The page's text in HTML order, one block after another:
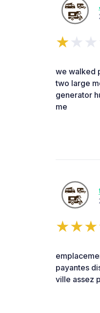
we walked
two large
generator
me
payantes
ville assez